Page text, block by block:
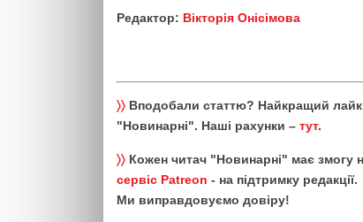
Редактор: Вікторія Онісімова
〉〉 Вподобали статтю? Найкращий лайк
"Новинарні". Наші рахунки – тут.
〉〉 Кожен читач "Новинарні" має змогу
сервіс Patreon - на підтримку редакції.
Ми виправдовуємо довіру!